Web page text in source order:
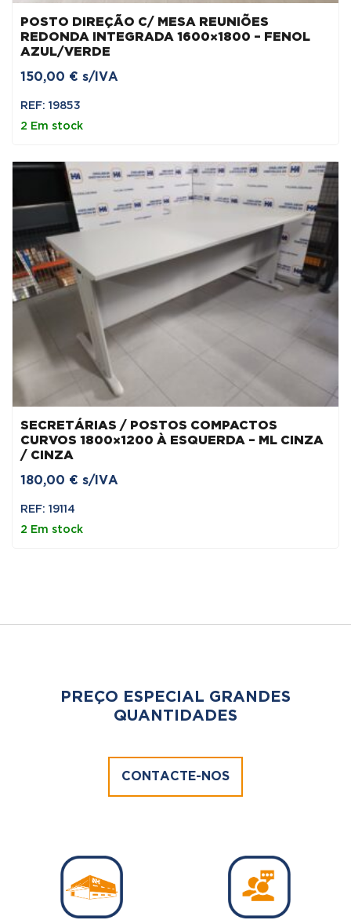
POSTO DIREÇÃO C/ MESA REUNIÕES
REDONDA INTEGRADA 1600×1800 – FENOL
AZUL/VERDE
150,00 € s/IVA
REF: 19853
2 Em stock
SECRETÁRIAS / POSTOS COMPACTOS
CURVOS 1800×1200 À ESQUERDA – ML CINZA
/ CINZA
180,00 € s/IVA
REF: 19114
2 Em stock
PREÇO ESPECIAL GRANDES
QUANTIDADES
CONTACTE-NOS